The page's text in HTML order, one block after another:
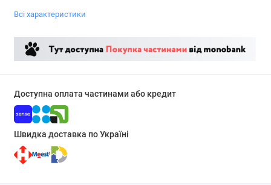
Всі характеристики
Доступна оплата частинами або кредит
Швидка доставка по Україні